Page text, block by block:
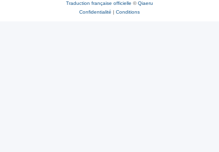
Traduction française officielle ©Qiaeru
Confidentialité | Conditions